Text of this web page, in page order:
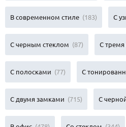
В современном стиле (183) С
С черным стеклом (87) С тремя
С полосками (77) С
С двумя замками (715) С